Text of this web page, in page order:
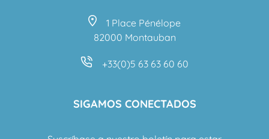
1 Place Pénélope
82000 Montauban
+33(0)5 63 63 60 60
SIGAMOS CONECTADOS